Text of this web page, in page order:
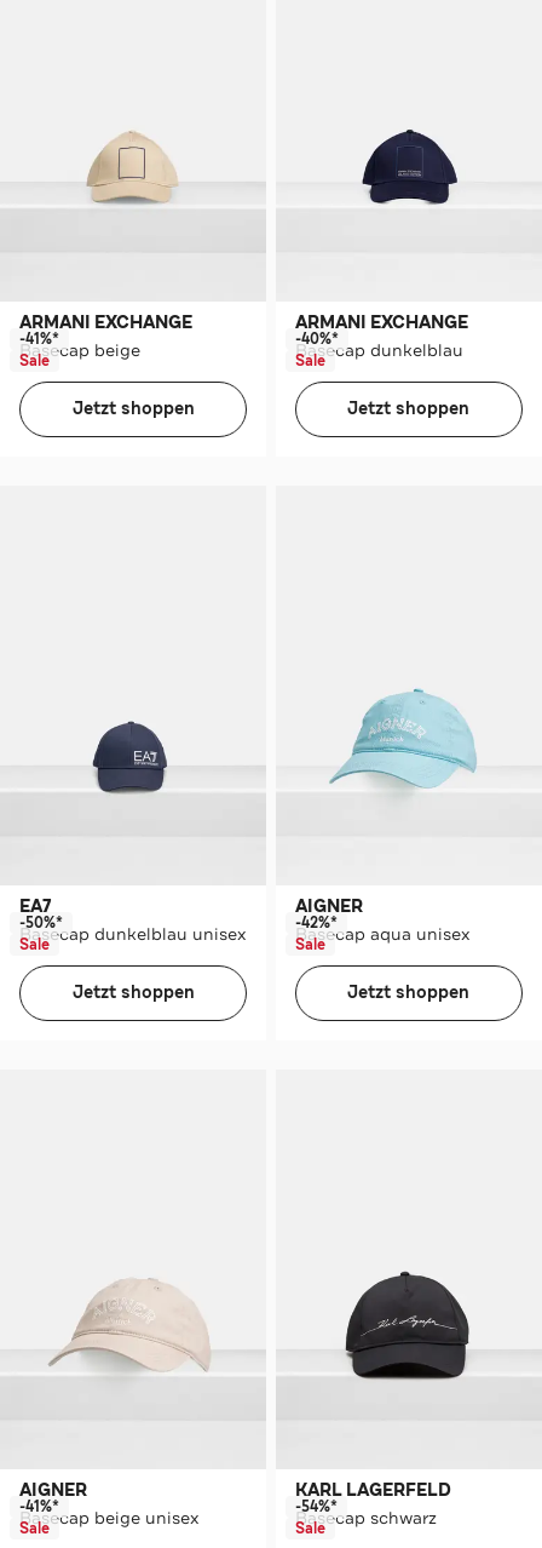
ARMANI EXCHANGE
Basecap beige
-41%*
Sale
Jetzt shoppen
ARMANI EXCHANGE
Basecap dunkelblau
-40%*
Sale
Jetzt shoppen
EA7
Basecap dunkelblau unisex
-50%*
Sale
Jetzt shoppen
AIGNER
Basecap aqua unisex
-42%*
Sale
Jetzt shoppen
AIGNER
Basecap beige unisex
-41%*
Sale
KARL LAGERFELD
Basecap schwarz
-54%*
Sale